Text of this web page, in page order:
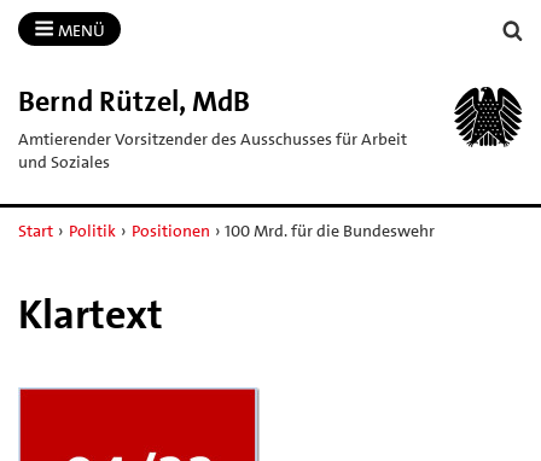
MENÜ
Bernd Rützel, MdB
Amtierender Vorsitzender des Ausschusses für Arbeit
und Soziales
Start › Politik › Positionen › 100 Mrd. für die Bundeswehr
Klartext